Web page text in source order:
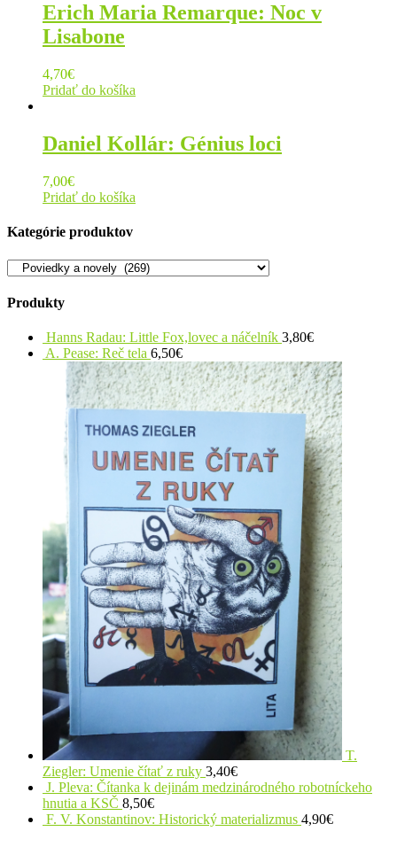
Erich Maria Remarque: Noc v
Lisabone
4,70€
Pridať do košíka
Daniel Kollár: Génius loci
7,00€
Pridať do košíka
Kategórie produktov
Produkty
Hanns Radau: Little Fox,lovec a náčelník 3,80€
A. Pease: Reč tela 6,50€
T.
Ziegler: Umenie čítať z ruky 3,40€
J. Pleva: Čítanka k dejinám medzinárodného robotníckeho
hnutia a KSČ 8,50€
F. V. Konstantinov: Historický materializmus 4,90€